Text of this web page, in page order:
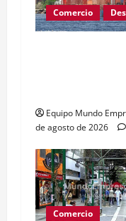
Comercio
Equipo Mundo
de agosto de 2026
Comercio